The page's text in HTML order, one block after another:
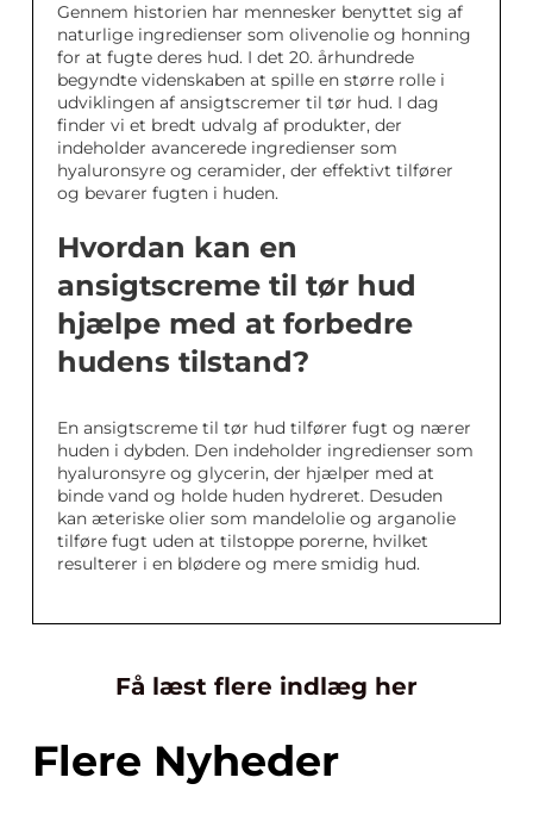
Gennem historien har mennesker benyttet sig af
naturlige ingredienser som olivenolie og honning
for at fugte deres hud. I det 20. århundrede
begyndte videnskaben at spille en større rolle i
udviklingen af ansigtscremer til tør hud. I dag
finder vi et bredt udvalg af produkter, der
indeholder avancerede ingredienser som
hyaluronsyre og ceramider, der effektivt tilfører
og bevarer fugten i huden.
Hvordan kan en
ansigtscreme til tør hud
hjælpe med at forbedre
hudens tilstand?
En ansigtscreme til tør hud tilfører fugt og nærer
huden i dybden. Den indeholder ingredienser som
hyaluronsyre og glycerin, der hjælper med at
binde vand og holde huden hydreret. Desuden
kan æteriske olier som mandelolie og arganolie
tilføre fugt uden at tilstoppe porerne, hvilket
resulterer i en blødere og mere smidig hud.
Få læst flere indlæg her
Flere Nyheder